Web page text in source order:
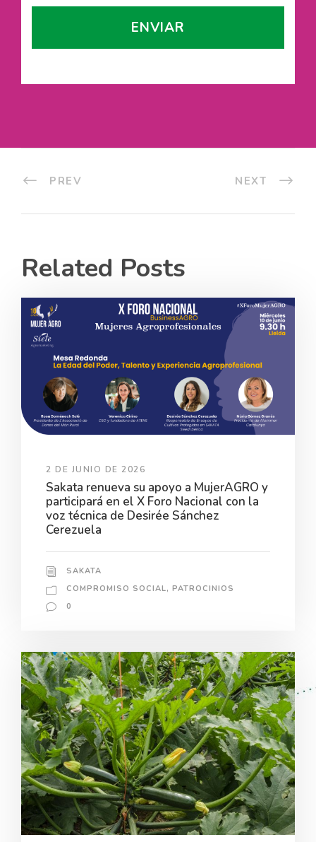
PREV NEXT
Related Posts
2 DE JUNIO DE 2026
Sakata renueva su apoyo a MujerAGRO y
participará en el X Foro Nacional con la
voz técnica de Desirée Sánchez
Cerezuela
SAKATA
COMPROMISO SOCIAL, PATROCINIOS
0